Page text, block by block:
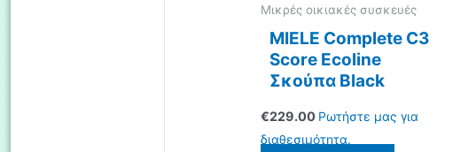
Μικρές οικιακές συσκευές
MIELE Complete C3
Score Ecoline
Σκούπα Black
€229.00 Ρωτήστε μας για
διαθεσιμότητα.